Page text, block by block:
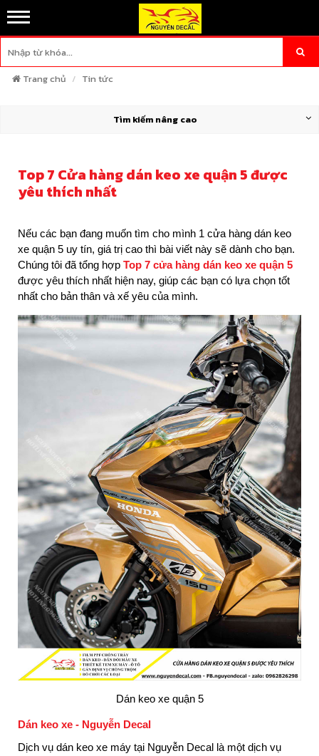
Trang chủ Tin tức
Tìm kiếm nâng cao
Top 7 Cửa hàng dán keo xe quận 5 được
yêu thích nhất
Nếu các bạn đang muốn tìm cho mình 1 cửa hàng dán keo
xe quận 5 uy tín, giá trị cao thì bài viết này sẽ dành cho bạn.
Chúng tôi đã tổng hợp Top 7 cửa hàng dán keo xe quận 5
được yêu thích nhất hiện nay, giúp các bạn có lựa chọn tốt
nhất cho bản thân và xế yêu của mình.
Dán keo xe quận 5
Dán keo xe - Nguyễn Decal
Dịch vụ dán keo xe máy tại Nguyễn Decal là một dịch vụ